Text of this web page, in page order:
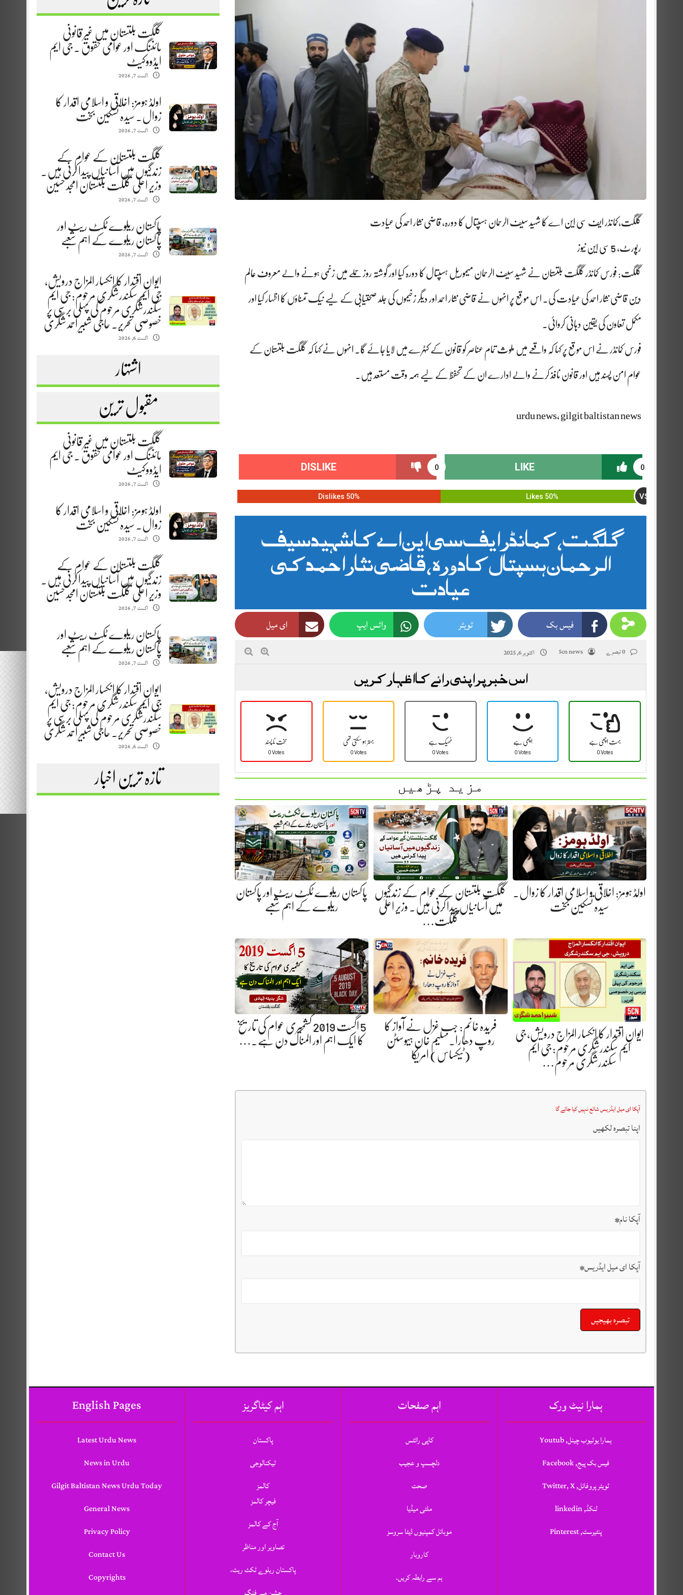
گلگت بلتستان میں غیر قانونی
مائننگ اور عوامی حقوق . جی ایم
ایڈووکیٹ
اگست 7, 2026
اولڈ ہومز: اخلاقی و اسلامی اقدار کا
زوال. سیدہ تسکین بخت
اگست 7, 2026
گلگت بلتستان کے عوام کے
زندگیوں میں آسانیاں پیدا کرنی ہیں.
وزیر اعلیٰ گلگت بلتستان امجد حسین
اگست 7, 2026
پاکستان ریلوے ٹکٹ ریٹ اور
پاکستان ریلوے کے اہم شعبے
اگست 7, 2026
ایوانِ اقتدار کا انکسار المزاج درویش،
جی ایم سکندرشگری مرحوم: جی ایم
سکندرشگری مرحوم کی پہلی برسی پر
خصوصی تحریر. حاجی شبیر احمد شگری
اگست 6, 2026
اشتہار
مقبول ترین
گلگت بلتستان میں غیر قانونی
مائننگ اور عوامی حقوق . جی ایم
ایڈووکیٹ
اگست 7, 2026
اولڈ ہومز: اخلاقی و اسلامی اقدار کا
زوال. سیدہ تسکین بخت
اگست 7, 2026
گلگت بلتستان کے عوام کے
زندگیوں میں آسانیاں پیدا کرنی ہیں.
وزیر اعلیٰ گلگت بلتستان امجد حسین
اگست 7, 2026
پاکستان ریلوے ٹکٹ ریٹ اور
پاکستان ریلوے کے اہم شعبے
اگست 7, 2026
ایوانِ اقتدار کا انکسار المزاج درویش،
جی ایم سکندرشگری مرحوم: جی ایم
سکندرشگری مرحوم کی پہلی برسی پر
خصوصی تحریر. حاجی شبیر احمد شگری
اگست 6, 2026
تازہ ترین اخبار
گلگت،کمانڈر ایف سی این اے کا شہید سیف الرحمان ہسپتال کا دورہ، قاضی نثار احمد کی عیادت
رپورٹ، 5 سی این نیوز
گلگت: فورس کمانڈر گلگت بلتستان نے شہید سیف الرحمان میموریل ہسپتال کا دورہ کیا اور گوشتہ روز حملے میں زخمی ہونے والے معروف عالم
دین قاضی نثار احمد کی عیادت کی۔ اس موقع پر انہوں نے قاضی نثار احمد اور دیگر زخیموں کی جلد صحتیابی کے لیے نیک تمناؤں کا اظہار کیا اور
مکمل تعاون کی یقین دہانی کروائی۔
فورس کمانڈر نے اس موقع پر کہا کہ واقعے میں ملوث تمام عناصر کو قانون کے کٹہرے میں لایا جائے گا۔ انہوں نے کہا کہ گلگت بلتستان کے
عوام امن پسند ہیں اور قانون نافذ کرنے والے ادارے ان کے تحفظ کے لیے ہمہ وقت مستعد ہیں۔
urdu news, gilgit baltistan news
0
LIKE
0
DISLIKE
50% Likes VS
50% Dislikes
گلگت،کمانڈر ایف سی این اے کا شہید سیف
الرحمان ہسپتال کا دورہ، قاضی نثار احمد کی
عیادت
فیس بک ٹویٹر واٹس ایپ ای میل
5cn news اکتوبر 6, 2025
اس خبر پر اپنی رائے کا اظہار کریں
سخت نا پسند
0 Votes
بہتر ہو سکتی تھی
0 Votes
ٹھیک ہے
0 Votes
اچھی ہے
0 Votes
بہت اچھی ہے
0 Votes
مزید پڑھیں
اولڈ ہومز: اخلاقی و اسلامی اقدار کا زوال.
سیدہ تسکین بخت
گلگت بلتستان کے عوام کے زندگیوں
میں آسانیاں پیدا کرنی ہیں. وزیر اعلیٰ
گلگت…
پاکستان ریلوے ٹکٹ ریٹ اور پاکستان
ریلوے کے اہم شعبے
ایوانِ اقتدار کا انکسار المزاج درویش، جی
ایم سکندرشگری مرحوم: جی ایم
سکندرشگری مرحوم…
فریدہ خانم: جب غزل نے آواز کا
روپ دھارا. سلیم خان ہیوسٹن
(ٹیکساس) امریکا
5 اگست 2019 کشمیری عوام کی تاریخ
کا ایک اہم اور المناک دن ہے.…
آپکا ای میل ایڈریس شائع نہیں کیا جائے گا
اپنا تبصرہ لکھیں
آپکا نام*
آپکا ای میل ایڈریس*
English Pages
Latest Urdu News
News in Urdu
Gilgit Baltistan News Urdu Today
General News
Privacy Policy
Contact Us
Copyrights
اہم کیٹاگریز
پاکستان
ٹیکنالوجی
کالمز
فیچر کالمز
آج کے کالمز
تصاویر اور مناظر
پاکستان ریلوے ٹکٹ ریٹ،
اہم صفحات
کاپی رائٹس
دلچسپ و عجیب
صحت
ملٹی میڈیا
موبائل کمپنیوں ڈیٹا سروسز
کاروبار
ہم سے رابطہ کریں.
ہمارا نیٹ ورک
ہمارا یوٹیوب چینل, Youtub
فیس بک پیج, Facebook
ٹویٹر پروفائل, Twitter, X
لنکڈ, linkedin
پنٹیرسٹ, Pinterest